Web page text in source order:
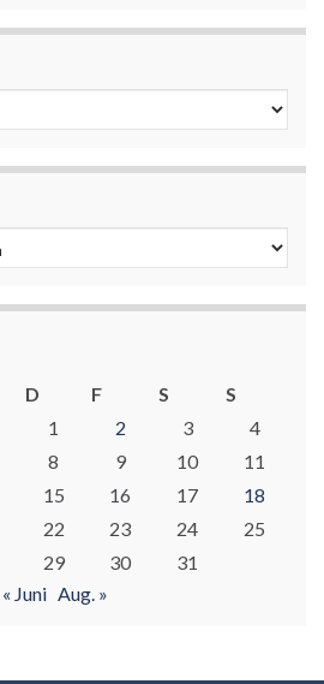
D F S
S
1
2 3
4
8 9 10
11
15 16 17
18
22 23 24
25
29 30
31
« Juni Aug. »